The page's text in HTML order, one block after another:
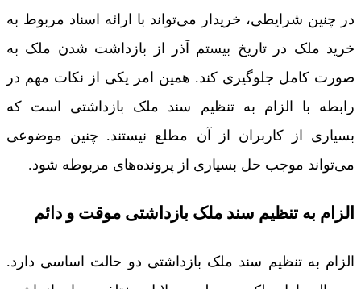
در چنین شرایطی، خریدار می‌تواند با ارائه اسناد مربوط به
خرید ملک در تاریخ بیستم آذر از بازداشت شدن ملک به
صورت کامل جلوگیری کند. همین امر یکی از نکات مهم در
رابطه با الزام به تنظیم سند ملک بازداشتی است که
بسیاری از کاربران از آن مطلع نیستند. چنین موضوعی
می‌تواند موجب حل بسیاری از پرونده‌های مربوطه شود.
الزام به تنظیم سند ملک بازداشتی موقت و دائم
الزام به تنظیم سند ملک بازداشتی دو حالت اساسی دارد.